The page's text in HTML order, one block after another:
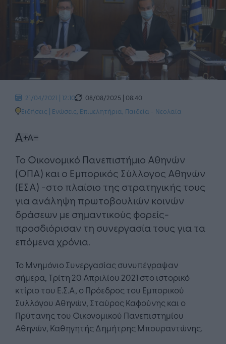
21/04/2021 | 12:10
08/08/2025 | 08:40
Ειδήσεις | Ενώσεις, Επιμελητήρια Παιδεία - Νεολαία
Το Οικονομικό Πανεπιστήμιο Αθηνών
(ΟΠΑ) και ο Εμπορικός Σύλλογος Αθηνών
(EΣA) -στο πλαίσιο της στρατηγικής τους
για ανάληψη πρωτοβουλιών κοινών
δράσεων με σημαντικούς φορείς-
προσδιόρισαν τη συνεργασία τους για τα
επόμενα χρόνια.
Το Μνημόνιο Συνεργασίας συνυπέγραψαν
σήμερα, Τρίτη 20 Απριλίου 2021 στο ιστορικό
κτίριο του Ε.Σ.Α, ο Πρόεδρος του Εμπορικού
Συλλόγου Αθηνών, Σταύρος Καφούνης και ο
Πρύτανης του Οικονομικού Πανεπιστημίου
Αθηνών, Καθηγητής Δημήτρης Μπουραντώνης.